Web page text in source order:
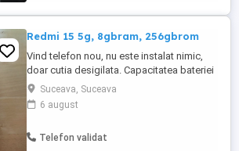
Redmi 15 5g, 8gbram, 256gbrom
Vind telefon nou, nu este instalat nimic,
doar cutia desigilata. Capacitatea bateriei
este de 7000mAh, fabricat 2025. Pret
minim 750 lei.
Suceava, Suceava
6 august
Telefon validat